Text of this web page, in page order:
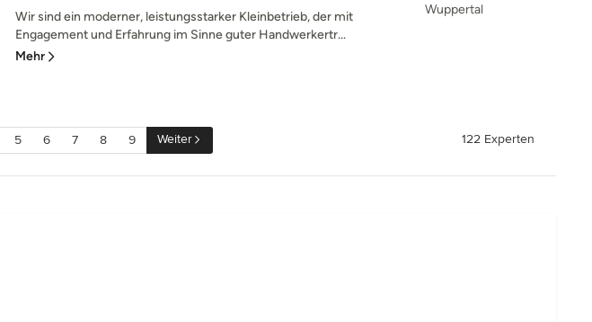
Wir sind ein moderner, leistungsstarker Kleinbetrieb, der mit
Engagement und Erfahrung im Sinne guter Handwerkertr...
Mehr
Wuppertal
5 6 7 8 9 Weiter 122 Experten